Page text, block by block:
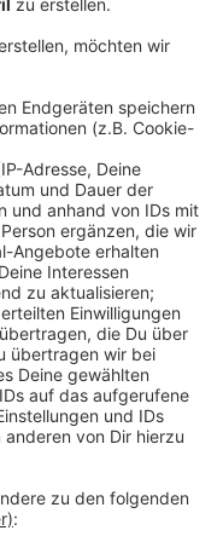
trifft Gladbach auf
City. Nach
in der Bundesliga,
für das
Wegen des
von Briten nach
in
hat die UEFA das
musste auch vor
den FC Liverpool